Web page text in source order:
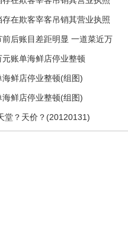
在欺客宰客吊销其营业执照
后账目差距明显 一道菜近万
账单海鲜店停业整顿
鲜店停业整顿(组图)
鲜店停业整顿(组图)
堂？天价？(20120131)